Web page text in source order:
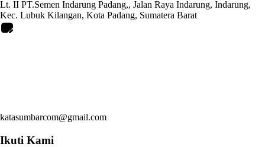
Lt. II PT.Semen Indarung Padang,, Jalan Raya Indarung, Indarung,
Kec. Lubuk Kilangan, Kota Padang, Sumatera Barat
katasumbarcom@gmail.com
Ikuti Kami